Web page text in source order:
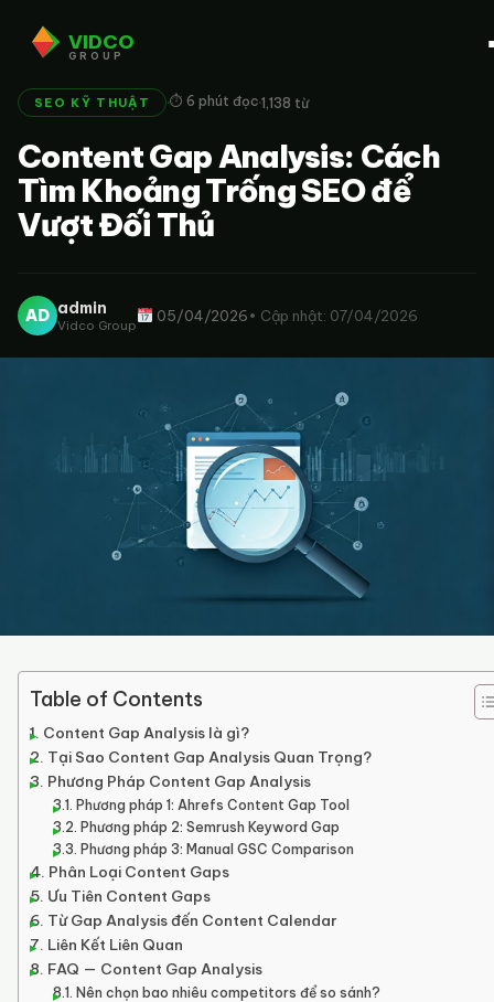
VIDCO
GROUP
SEO KỸ THUẬT ·⏱ 6 phút đọc·1,138 từ
Content Gap Analysis: Cách
Tìm Khoảng Trống SEO để
Vượt Đối Thủ
AD admin
Vidco Group
05/04/2026• Cập nhật: 07/04/2026
Table of Contents
Content Gap Analysis là gì?
Tại Sao Content Gap Analysis Quan Trọng?
Phương Pháp Content Gap Analysis
Phương pháp 1: Ahrefs Content Gap Tool
Phương pháp 2: Semrush Keyword Gap
Phương pháp 3: Manual GSC Comparison
Phân Loại Content Gaps
Ưu Tiên Content Gaps
Từ Gap Analysis đến Content Calendar
Liên Kết Liên Quan
FAQ — Content Gap Analysis
Nên chọn bao nhiêu competitors để so sánh?